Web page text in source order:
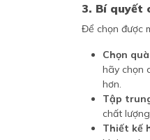
3. Bí quyết
Để chọn được
Chọn
hãy chọn
hơn.
Tập
chất
Thiết kế